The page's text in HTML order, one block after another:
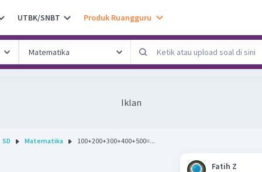
UTBK/SNBT Produk Ruangguru
Iklan
SD Matematika 100+200+300+400+500=...
Fatih Z